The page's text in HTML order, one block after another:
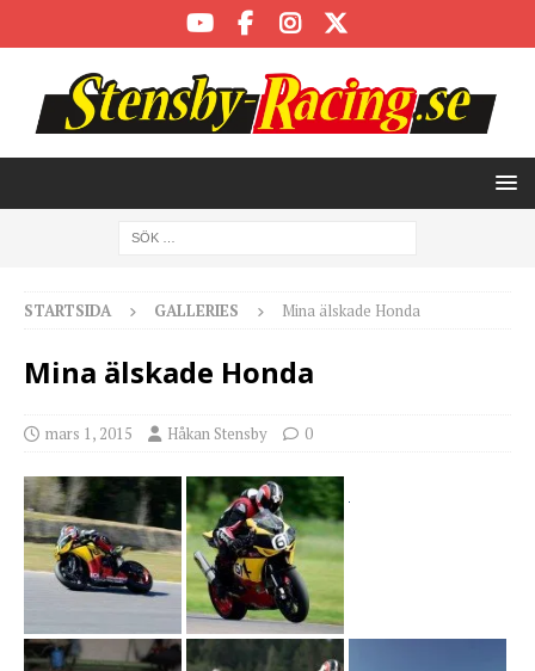
STARTSIDA GALLERIES Mina älskade Honda
Mina älskade Honda
mars 1, 2015 Håkan Stensby 0